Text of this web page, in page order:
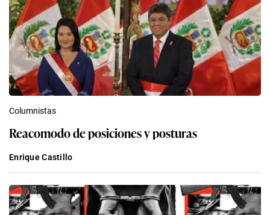
Columnistas
Reacomodo de posiciones y posturas
Enrique Castillo